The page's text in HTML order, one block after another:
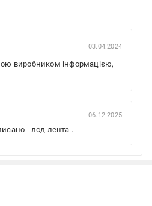
03.04.2024
виробником інформацією,
06.12.2025
- лєд лента .